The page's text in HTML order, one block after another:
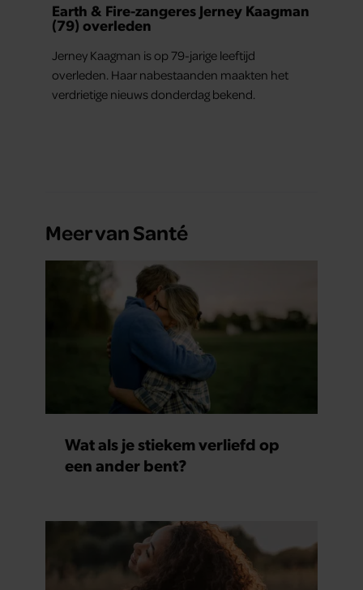
Earth & Fire-zangeres Jerney Kaagman
(79) overleden
Jerney Kaagman is op 79-jarige leeftijd
overleden. Haar nabestaanden maakten het
verdrietige nieuws donderdag bekend.
Meer van Santé
Wat als je stiekem verliefd op
een ander bent?